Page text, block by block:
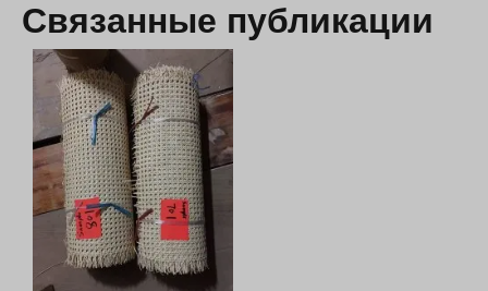
Связанные публикации